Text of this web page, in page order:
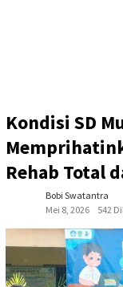
Kondisi SD
Rehab Total
Bobi Swatantra
Mei 8, 2026
542